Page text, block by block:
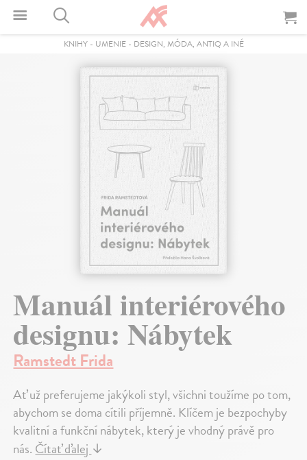
KNIHY- UMENIE- DESIGN, MÓDA, ANTIQ A INÉ
Manuál interiérového
designu: Nábytek
Ramstedt Frida
Ať už preferujeme jakýkoli styl, všichni toužíme po tom,
abychom se doma cítili příjemně. Klíčem je bezpochyby
kvalitní a funkční nábytek, který je vhodný právě pro
nás.Čítať ďalej↓